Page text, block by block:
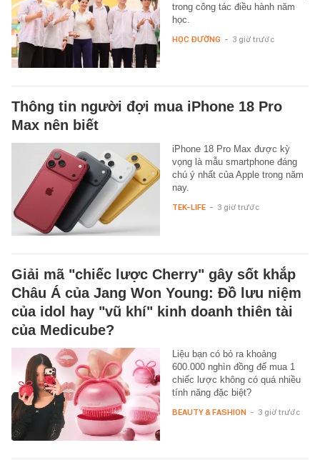
trong công tác điều hành năm
học.
HỌC ĐƯỜNG - 3 giờ trước
Thông tin người đợi mua iPhone 18 Pro
Max nên biết
iPhone 18 Pro Max được kỳ
vọng là mẫu smartphone đáng
chú ý nhất của Apple trong năm
nay.
TEK-LIFE - 3 giờ trước
Giải mã "chiếc lược Cherry" gây sốt khắp
Châu Á của Jang Won Young: Đồ lưu niệm
của idol hay "vũ khí" kinh doanh thiên tài
của Medicube?
Liệu bạn có bỏ ra khoảng
600.000 nghìn đồng để mua 1
chiếc lược không có quá nhiều
tính năng đặc biệt?
BEAUTY & FASHION - 3 giờ trước